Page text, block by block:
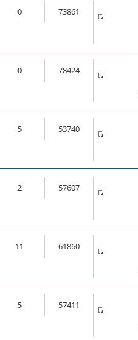
0 73861
0 78424
5 53740
2 57607
11 61860
5 57411